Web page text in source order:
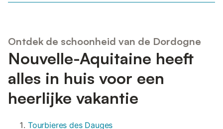
Ontdek de schoonheid van de Dordogne
Nouvelle-Aquitaine heeft
alles in huis voor een
heerlijke vakantie
Tourbieres des Dauges